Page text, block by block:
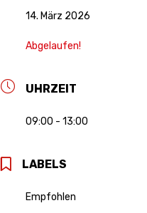
14. März 2026
Abgelaufen!
UHRZEIT
09:00 - 13:00
LABELS
Empfohlen